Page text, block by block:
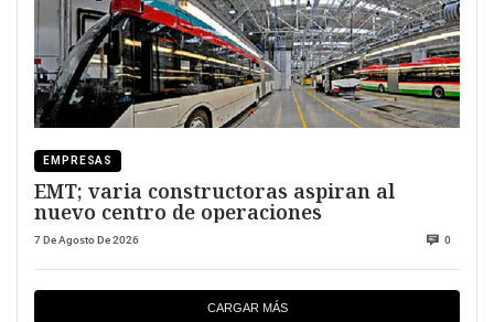
EMPRESAS
EMT; varia constructoras aspiran al
nuevo centro de operaciones
7 De Agosto De 2026 0
CARGAR MÁS